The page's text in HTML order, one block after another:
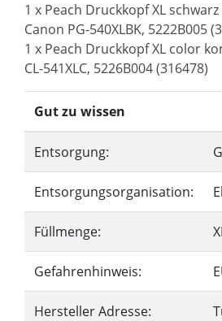
1 x Peach Druckkopf XL
Canon PG-540XLBK, 5222B005
1 x Peach Druckkopf XL color
CL-541XLC, 5226B004 (316478)
Gut zu wissen
Entsorgung:
Entsorgungsorganisation:
Füllmenge:
Gefahrenhinweis:
Hersteller Adresse: